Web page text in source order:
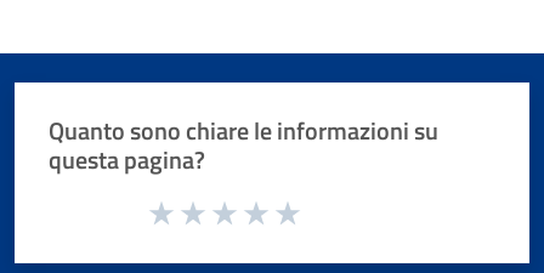
Quanto sono chiare le informazioni su
questa pagina?
Valuta da 1 a 5 stelle la pagina